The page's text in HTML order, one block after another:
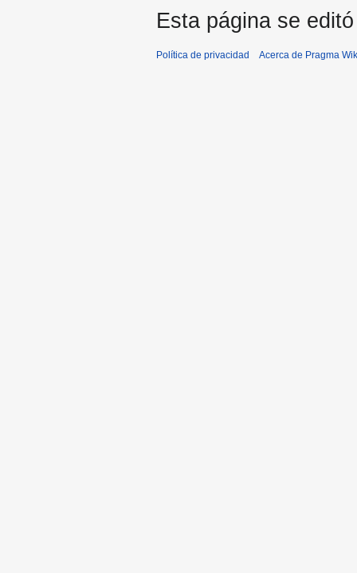
Esta página se
Política de privacidad Acerca de Pragma